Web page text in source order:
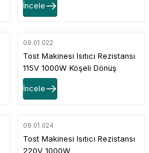
İncele
09.01.022
Tost Makinesi Isıtıcı Rezistansı
115V 1000W Köşeli Dönüş
İncele
09.01.024
Tost Makinesi Isıtıcı Rezistansı
220V 1000W